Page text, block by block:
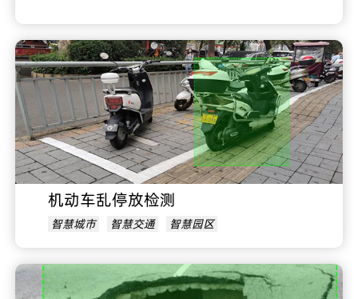
机动车乱停放检测
智慧城市 智慧交通 智慧园区